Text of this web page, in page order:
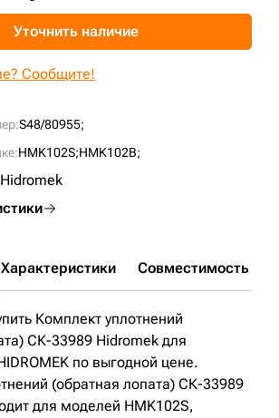
S48/80955;
HMK102S;HMK102B;
Hidromek
Уточнить наличие
Сообщите!
Характеристики Совместимость
Комплект уплотнений
СК-33989 Hidromek для
по выгодной цене.
(обратная лопата) СК-33989
для моделей HMK102S,